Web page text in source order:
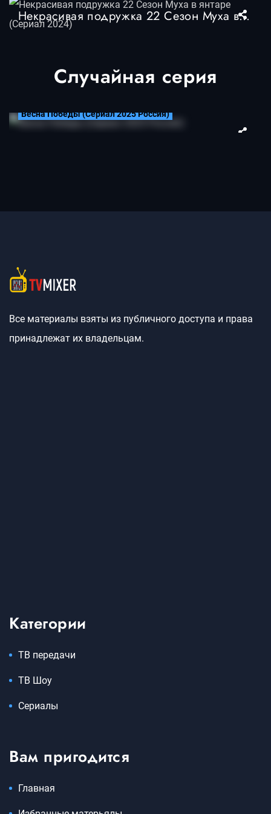
Некрасивая подружка 22 Сезон Муха в янтаре (Сериал 2024)
Случайная серия
Весна Победы (Сериал 2025 Россия)
Все материалы взяты из публичного доступа и права
принадлежат их владельцам.
Категории
ТВ передачи
ТВ Шоу
Сериалы
Вам пригодится
Главная